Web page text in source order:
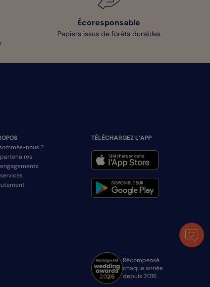
Écoresponsable
Papiers issus de forêts durables
nous ?
TÉLÉCHARGEZ L’APP
Récompensé
chaque année
depuis 2016